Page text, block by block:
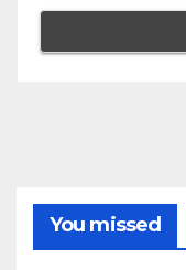
You missed